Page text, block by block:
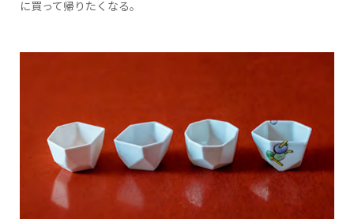
に買って帰りたくなる。